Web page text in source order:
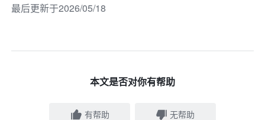
最后更新于2026/05/18
本文是否对你有帮助
有帮助 无帮助